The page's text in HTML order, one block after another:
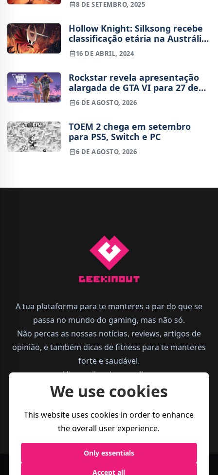
8 DE SETEMBRO, 2025
Hollow Knight: Silksong recebe
classificação etária na Austrália
e fãs anseiam pela data de
lançamento
16 DE ABRIL, 2024
Rockstar revela apresentação
alargada de GTA VI para 27 de
agosto
6 DE AGOSTO, 2026
TOEM 2 chega em setembro
para PS5, Switch e PC
6 DE AGOSTO, 2026
A tua plataforma para te manteres a par do que se
passa no mundo do gaming, mas não só.
Não percas as nossas notícias, reviews, artigos de
opinião, e também dicas de fitness para te manteres
forte e saudável.
Vive melhor, joga melhor.
We use cookies
This website uses cookies in order to enhance
the overall user experience.
Only essentials
Accept all